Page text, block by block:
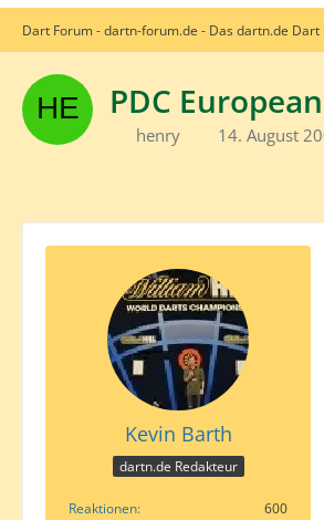
Dart Forum - dartn-forum.de - Das dartn.de Dart
PDC
henry 14. August
Kevin Barth
dartn.de Redakteur
Reaktionen
600